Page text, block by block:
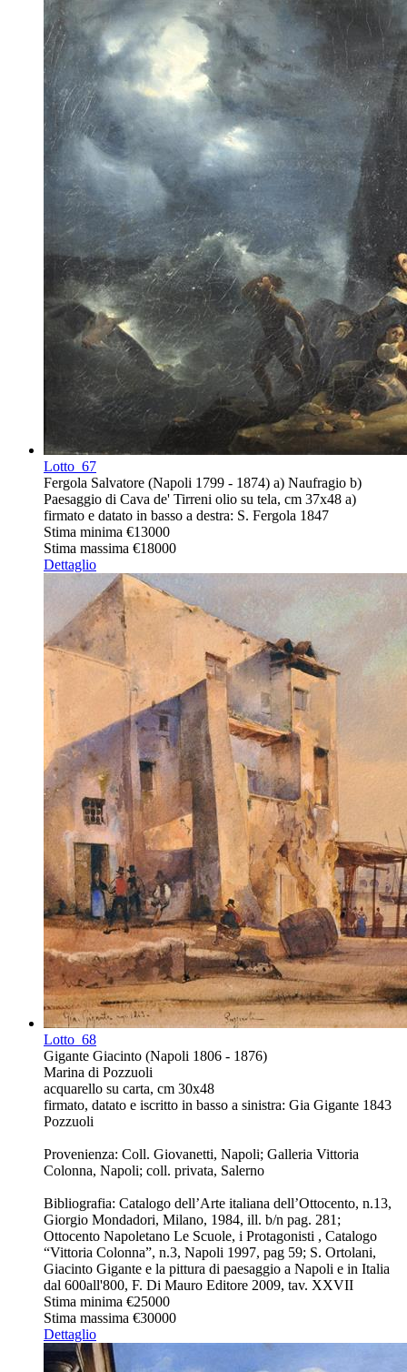
Lotto 67
Fergola Salvatore (Napoli 1799 - 1874) a) Naufragio b)
Paesaggio di Cava de' Tirreni olio su tela, cm 37x48 a)
firmato e datato in basso a destra: S. Fergola 1847
Stima minima €13000
Stima massima €18000
Dettaglio
Lotto 68
Gigante Giacinto (Napoli 1806 - 1876)
Marina di Pozzuoli
acquarello su carta, cm 30x48
firmato, datato e iscritto in basso a sinistra: Gia Gigante 1843
Pozzuoli
Provenienza: Coll. Giovanetti, Napoli; Galleria Vittoria
Colonna, Napoli; coll. privata, Salerno
Bibliografia: Catalogo dell’Arte italiana dell’Ottocento, n.13,
Giorgio Mondadori, Milano, 1984, ill. b/n pag. 281;
Ottocento Napoletano Le Scuole, i Protagonisti , Catalogo
“Vittoria Colonna”, n.3, Napoli 1997, pag 59; S. Ortolani,
Giacinto Gigante e la pittura di paesaggio a Napoli e in Italia
dal 600all'800, F. Di Mauro Editore 2009, tav. XXVII
Stima minima €25000
Stima massima €30000
Dettaglio